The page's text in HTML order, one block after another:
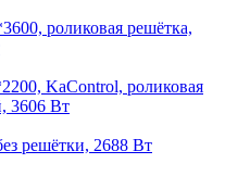
роликовая решётка,
KaControl, роликовая
3606 Вт
решётки, 2688 Вт